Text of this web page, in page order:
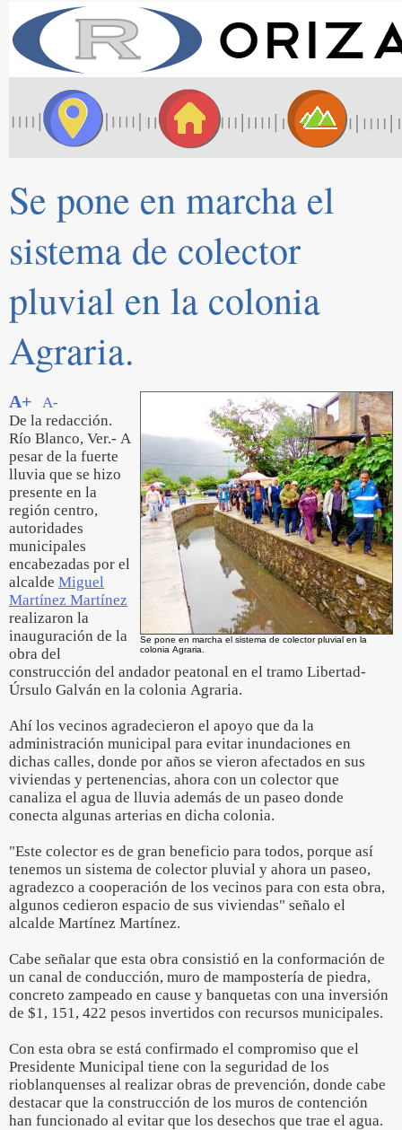
Se pone en marcha el
sistema de colector
pluvial en la colonia
Agraria.
Se pone en marcha el sistema de colector pluvial en la
colonia Agraria.
A+
A-
De la redacción.
Río Blanco, Ver.- A
pesar de la fuerte
lluvia que se hizo
presente en la
región centro,
autoridades
municipales
encabezadas por el
alcalde Miguel
Martínez Martínez
realizaron la
inauguración de la
obra del
construcción del andador peatonal en el tramo Libertad-
Úrsulo Galván en la colonia Agraria.
Ahí los vecinos agradecieron el apoyo que da la
administración municipal para evitar inundaciones en
dichas calles, donde por años se vieron afectados en sus
viviendas y pertenencias, ahora con un colector que
canaliza el agua de lluvia además de un paseo donde
conecta algunas arterias en dicha colonia.
"Este colector es de gran beneficio para todos, porque así
tenemos un sistema de colector pluvial y ahora un paseo,
agradezco a cooperación de los vecinos para con esta obra,
algunos cedieron espacio de sus viviendas" señalo el
alcalde Martínez Martínez.
Cabe señalar que esta obra consistió en la conformación de
un canal de conducción, muro de mampostería de piedra,
concreto zampeado en cause y banquetas con una inversión
de $1, 151, 422 pesos invertidos con recursos municipales.
Con esta obra se está confirmado el compromiso que el
Presidente Municipal tiene con la seguridad de los
rioblanquenses al realizar obras de prevención, donde cabe
destacar que la construcción de los muros de contención
han funcionado al evitar que los desechos que trae el agua.